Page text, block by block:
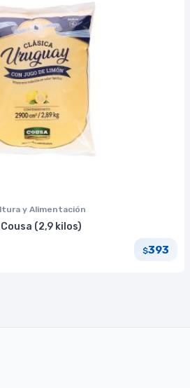
y Alimentación
(2,9 kilos)
$393